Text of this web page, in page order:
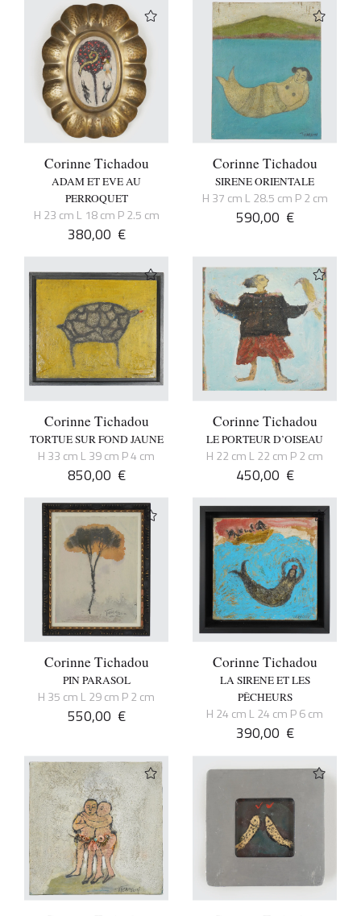
Corinne Tichadou
ADAM ET EVE AU
PERROQUET
H 23 cm L 18 cm P 2.5 cm
380,00 €
Corinne Tichadou
SIRENE ORIENTALE
H 37 cm L 28.5 cm P 2 cm
590,00 €
Corinne Tichadou
TORTUE SUR FOND JAUNE
H 33 cm L 39 cm P 4 cm
850,00 €
Corinne Tichadou
LE PORTEUR D’OISEAU
H 22 cm L 22 cm P 2 cm
450,00 €
Corinne Tichadou
PIN PARASOL
H 35 cm L 29 cm P 2 cm
550,00 €
Corinne Tichadou
LA SIRENE ET LES
PÊCHEURS
H 24 cm L 24 cm P 6 cm
390,00 €